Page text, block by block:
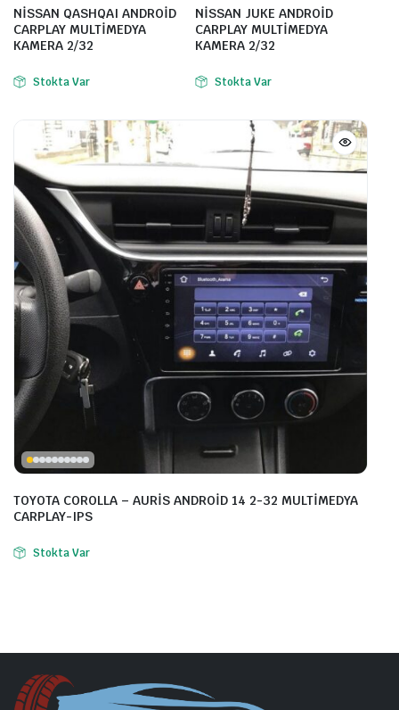
NİSSAN QASHQAI ANDROİD
CARPLAY MULTİMEDYA
KAMERA 2/32
Stokta Var
NİSSAN JUKE ANDROİD
CARPLAY MULTİMEDYA
KAMERA 2/32
Stokta Var
TOYOTA COROLLA – AURİS ANDROİD 14 2-32 MULTİMEDYA
CARPLAY-IPS
Stokta Var